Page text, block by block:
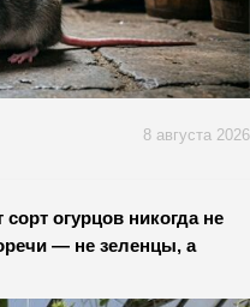
8 августа 2026
огурцов никогда не
— не зеленцы, а